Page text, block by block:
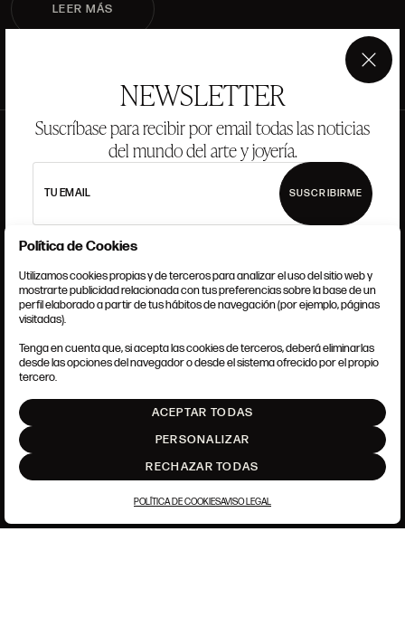
NEWSLETTER
Suscríbase para recibir por email todas las noticias
del mundo del arte y joyería.
TU EMAIL SUSCRIBIRME
Este sitio está protegido por reCAPTCHA y se aplican la
×
LEER MÁS
CONDICIONES GENERALES
POLÍTICA DE COOKIES
AJUSTE DE COOKIES
Política de Cookies
Utilizamos cookies propias y de terceros para analizar el uso del sitio web y
mostrarte publicidad relacionada con tus preferencias sobre la base de un
perfil elaborado a partir de tus hábitos de navegación (por ejemplo, páginas
visitadas).
Tenga en cuenta que, si acepta las cookies de terceros, deberá eliminarlas
desde las opciones del navegador o desde el sistema ofrecido por el propio
tercero.
ACEPTAR TODAS
PERSONALIZAR
RECHAZAR TODAS
POLÍTICA DE COOKIESAVISO LEGAL